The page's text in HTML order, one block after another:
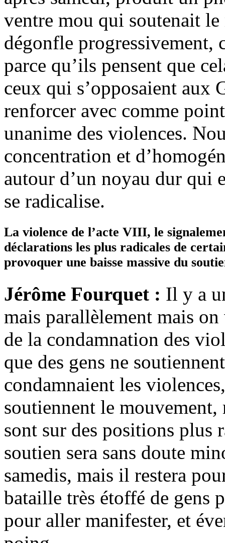
ventre mou qui soutenait le
dégonfle progressivement,
parce qu’ils pensent que
ceux qui s’opposaient aux
renforcer avec comme
unanime des violences.
concentration et
autour d’un noyau dur qui
se radicalise.
La violence de l’acte VIII, le
déclarations les plus radicales de
provoquer une baisse massive du
Jérôme Fourquet : Il y a
mais parallèlement mais
de la condamnation des
que des gens ne
condamnaient les
soutiennent le
sont sur des positions plus
soutien sera sans doute
samedis, mais il restera
bataille très étoffé de gens
pour aller manifester, et